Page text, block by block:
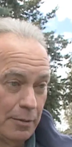
de este
sí, la
y le
.
Yo
Yo
y ya